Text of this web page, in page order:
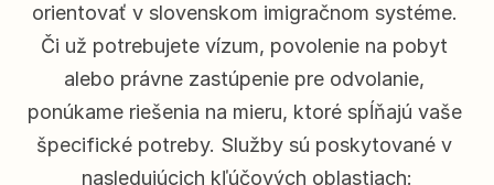
orientovať v slovenskom imigračnom systéme.
Či už potrebujete vízum, povolenie na pobyt
alebo právne zastúpenie pre odvolanie,
ponúkame riešenia na mieru, ktoré spĺňajú vaše
špecifické potreby. Služby sú poskytované v
nasledujúcich kľúčových oblastiach: